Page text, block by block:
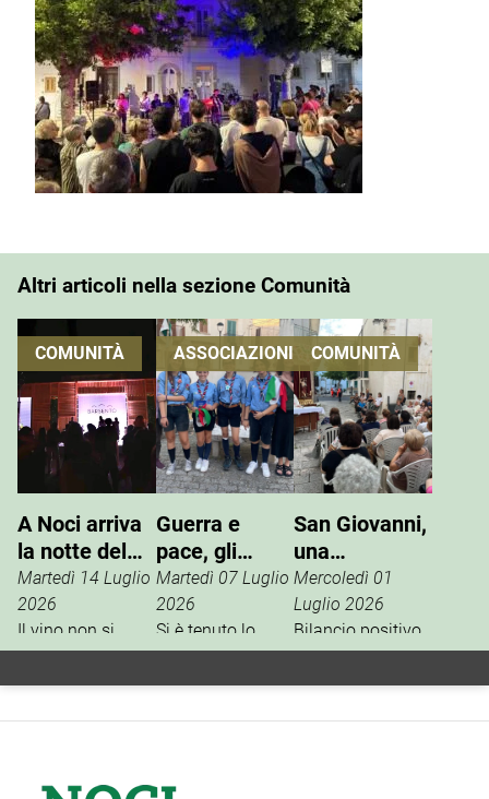
Altri articoli nella sezione Comunità
COMUNITÀ
A Noci arriva
la notte del
vino che si
vive
Martedì 14 Luglio
2026
Il vino non si
degusta. Si vive.
È questo il
firmato Cantine
ASSOCIAZIONI
Guerra e
pace, gli
Scout
incontrano
l’ANPI
Martedì 07 Luglio
2026
Si è tenuto lo
scorso 27 giugno
un incontro tra
reparto Orione del
COMUNITÀ
San Giovanni,
una
tradizione che
si rinnova
Mercoledì 01
Luglio 2026
Bilancio positivo,
la scorsa
settimana, per i